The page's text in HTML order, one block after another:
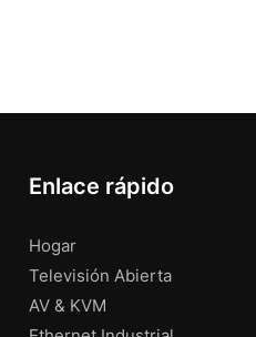
Enlace rápido
Hogar
Televisión Abierta
AV & KVM